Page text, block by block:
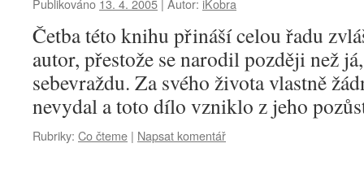
Publikováno 13. 4. 2005 Autor: iKobra
Četba této knihu přináší celou řadu
autor, přestože se narodil později než
sebevraždu. Za svého života vlastně
nevydal a toto dílo vzniklo z jeho
Rubriky: Co čteme | Napsat komentář